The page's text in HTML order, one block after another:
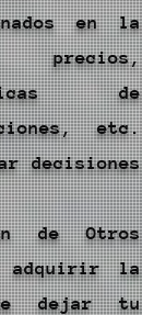
en la
precios,
de
etc.
decisiones
de Otros
adquirir la
dejar tu